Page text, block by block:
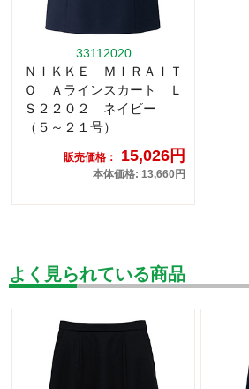
33112020
ＮＩＫＫＥ ＭＩＲＡＩＴ
Ｏ Ａラインスカート Ｌ
Ｓ２２０２ ネイビー
（５～２１号）
販売価格： 15,026円
本体価格: 13,660円
よく見られている商品